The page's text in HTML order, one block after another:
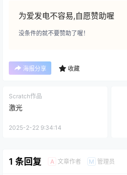
为爱发电不容易,自愿赞助喔
没条件的就不要赞助了喔！
海报分享 收藏
Scratch作品
激光
2025-2-22 9:34:14
1 条回复 A 文章作者 M 管理员